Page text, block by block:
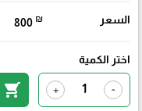
السعر 800 ₪
اختر الكمية
-
+
shopping_cart